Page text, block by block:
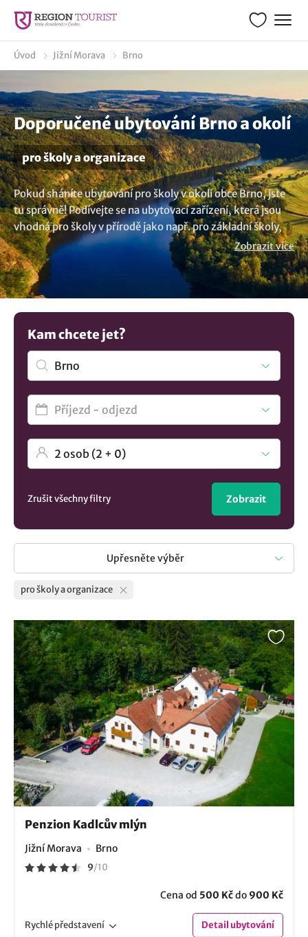
Úvod Jižní Morava Brno
Doporučené ubytování Brno a okolí
pro školy a organizace
Pokud sháníte ubytování pro školy v okolí obce Brno, jste
tu správně! Podívejte se na ubytovací zařízení, která jsou
vhodná pro školy v přírodě jako např. pro základní školy,
ale také mateřské školky a různé organizace. Zajímavou
alternativou jsou rekreační střediska s dostatečně velkou
kapacitou pro uspořádní vzdělávacích programů a škol v
přírodě. MChcete více variant? Prohlédněte si naši nabídku
všechubytování v lokalitě Brno..
Zobrazit více
Kam chcete jet?
Zrušit všechny filtry Zobrazit
Upřesněte výběr
pro školy a organizace
Penzion Kadlcův mlýn
Jižní Morava Brno
9/10
Cena od 500 Kčdo 900 Kč
Rychlépředstavení Detailubytování